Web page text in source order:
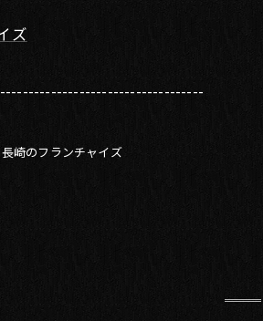
ズ
長崎のフランチャイズ